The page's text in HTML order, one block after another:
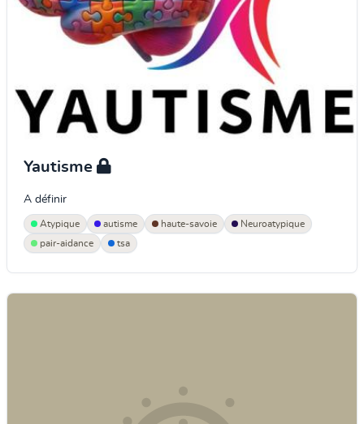
Yautisme
A définir
Atypique autisme haute-savoie
Neuroatypique
pair-aidance
tsa